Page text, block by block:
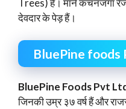
देवदार के पेड़ हैं।
BluePine foods
BluePine Foods Pvt
जिनकी उम्र ३७ वर्ष हैं और